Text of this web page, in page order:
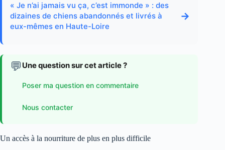
« Je n’ai jamais vu ça, c’est immonde » : des
dizaines de chiens abandonnés et livrés à
eux-mêmes en Haute-Loire
→
💬 Une question sur cet article ?
Poser ma question en commentaire
Nous contacter
Un accès à la nourriture de plus en plus difficile